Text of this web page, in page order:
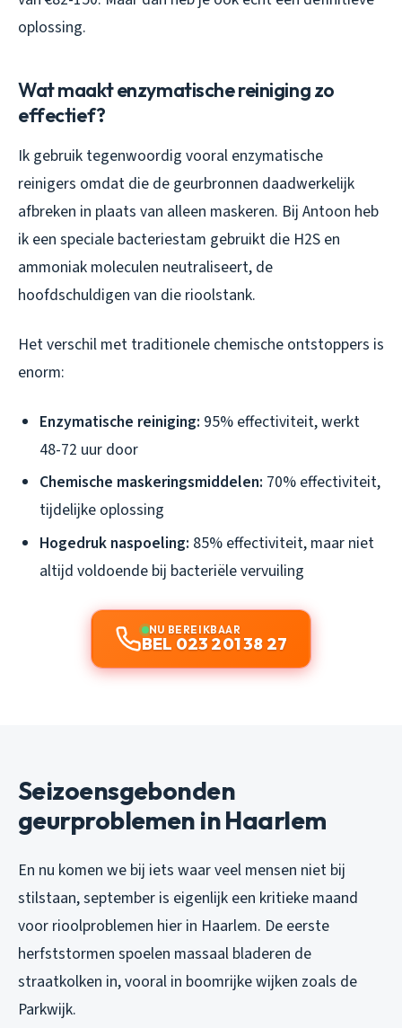
oplossing.
Wat maakt enzymatische reiniging zo
effectief?
Ik gebruik tegenwoordig vooral enzymatische
reinigers omdat die de geurbronnen daadwerkelijk
afbreken in plaats van alleen maskeren. Bij Antoon heb
ik een speciale bacteriestam gebruikt die H2S en
ammoniak moleculen neutraliseert, de
hoofdschuldigen van die rioolstank.
Het verschil met traditionele chemische ontstoppers is
enorm:
Enzymatische reiniging: 95% effectiviteit, werkt
48-72 uur door
Chemische maskeringsmiddelen: 70% effectiviteit,
tijdelijke oplossing
Hogedruk naspoeling: 85% effectiviteit, maar niet
altijd voldoende bij bacteriële vervuiling
NU BEREIKBAAR
BEL 023 201 38 27
Seizoensgebonden
geurproblemen in Haarlem
En nu komen we bij iets waar veel mensen niet bij
stilstaan, september is eigenlijk een kritieke maand
voor rioolproblemen hier in Haarlem. De eerste
herfststormen spoelen massaal bladeren de
straatkolken in, vooral in boomrijke wijken zoals de
Parkwijk.